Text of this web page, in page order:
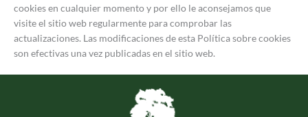
cookies en cualquier momento y por ello le aconsejamos que
visite el sitio web regularmente para comprobar las
actualizaciones. Las modificaciones de esta Política sobre cookies
son efectivas una vez publicadas en el sitio web.